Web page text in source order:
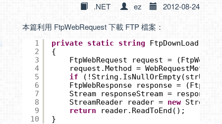
.NET ez
2012-08-24
本篇利用 FtpWebRequest 下載 FTP 檔案：
1
2
3
4
5
6
7
8
9
10
private static string FtpDownLoad(
{
FtpWebRequest request =
request.Method =
if
FtpWebResponse response =
Stream responseStream =
StreamReader reader = new
return
reader.ReadToEnd();
}